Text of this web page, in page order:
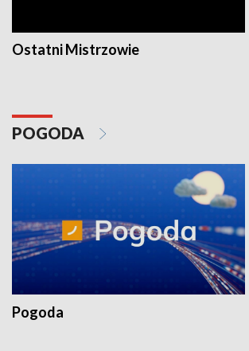
Ostatni Mistrzowie
POGODA
Pogoda